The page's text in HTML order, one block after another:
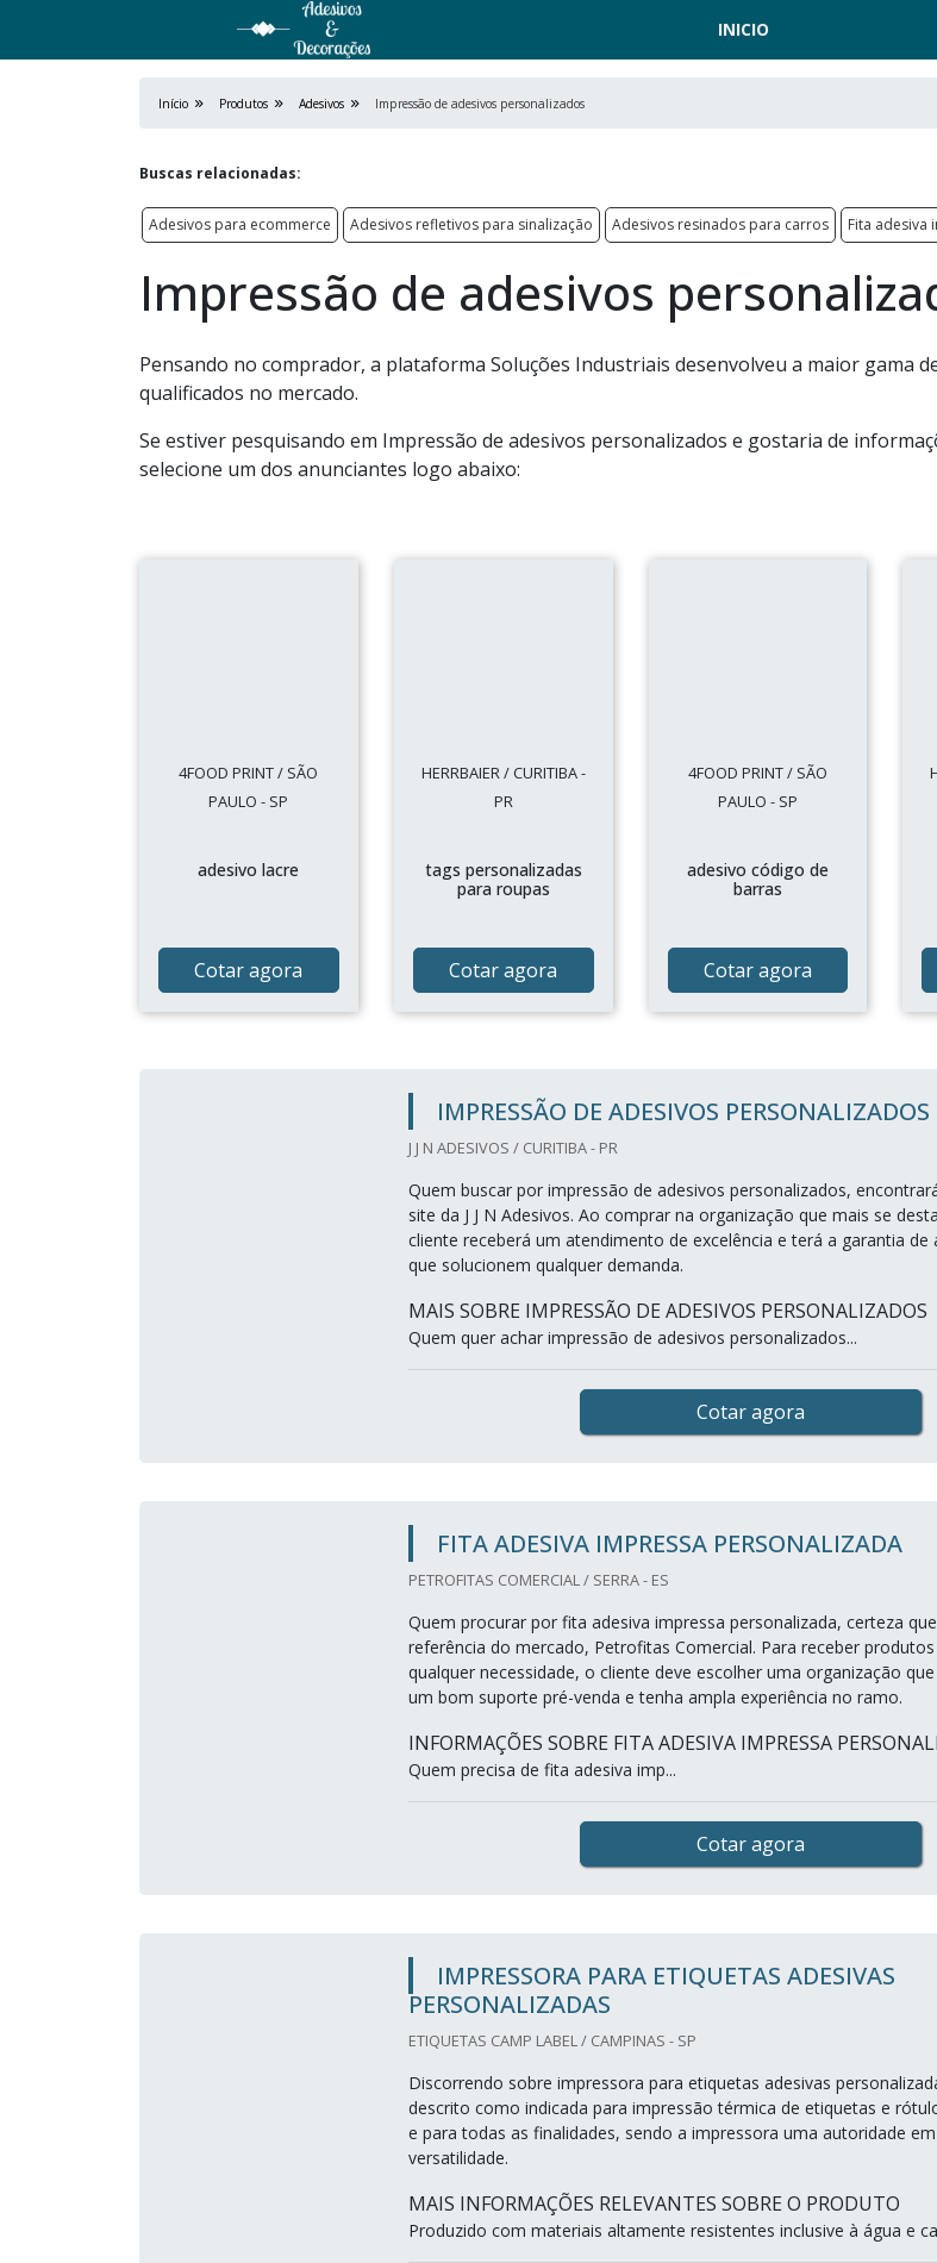
INICIO
Início Produtos Adesivos Impressão de adesivos personalizados
Buscas relacionadas:
Adesivos para ecommerce Adesivos refletivos para sinalização Adesivos resinados para carros Fita adesiva
Impressão de adesivos
Pensando no comprador, a plataforma Soluções Industriais desenvolveu a maior gama
qualificados no mercado.
Se estiver pesquisando em Impressão de adesivos personalizados e gostaria de
selecione um dos anunciantes logo abaixo:
4FOOD PRINT / SÃO
PAULO - SP
adesivo lacre
Cotar agora
HERRBAIER / CURITIBA -
PR
tags personalizadas
para roupas
Cotar agora
4FOOD PRINT / SÃO
PAULO - SP
adesivo código de
barras
Cotar agora
IMPRESSÃO DE ADESIVOS PERSONALIZADOS
J J N ADESIVOS / CURITIBA - PR
Quem buscar por impressão de adesivos personalizados,
site da J J N Adesivos. Ao comprar na organização que mais se
cliente receberá um atendimento de excelência e terá a garantia de
que solucionem qualquer demanda.
MAIS SOBRE IMPRESSÃO DE ADESIVOS PERSONALIZADOS
Quem quer achar impressão de adesivos personalizados...
Cotar agora
FITA ADESIVA IMPRESSA PERSONALIZADA
PETROFITAS COMERCIAL / SERRA - ES
Quem procurar por fita adesiva impressa personalizada, certeza
referência do mercado, Petrofitas Comercial. Para receber
qualquer necessidade, o cliente deve escolher uma organização
um bom suporte pré-venda e tenha ampla experiência no ramo.
INFORMAÇÕES SOBRE FITA ADESIVA IMPRESSA
Quem precisa de fita adesiva imp...
Cotar agora
IMPRESSORA PARA ETIQUETAS ADESIVAS
PERSONALIZADAS
ETIQUETAS CAMP LABEL / CAMPINAS - SP
Discorrendo sobre impressora para etiquetas adesivas
descrito como indicada para impressão térmica de etiquetas e
e para todas as finalidades, sendo a impressora uma autoridade
versatilidade.
MAIS INFORMAÇÕES RELEVANTES SOBRE O PRODUTO
Produzido com materiais altamente resistentes inclusive à água e